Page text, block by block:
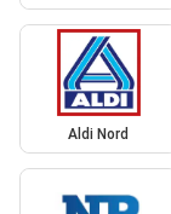
Aldi Nord